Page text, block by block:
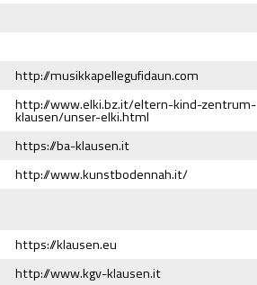
http://musikkapellegufidaun.com
http://www.elki.bz.it/eltern-kind-zentrum-
klausen/unser-elki.html
https://ba-klausen.it
http://www.kunstbodennah.it/
https://klausen.eu
http://www.kgv-klausen.it